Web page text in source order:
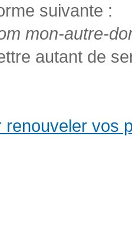
suivante :
mon-autre-
autant de
renouveler vos